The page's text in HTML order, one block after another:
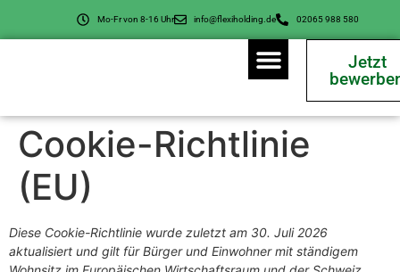
Mo-Fr von 8-16 Uhr info@flexiholding.de 02065 988 580
Jetzt
Cookie-Richtlinie
(EU)
Diese Cookie-Richtlinie wurde zuletzt am 30. Juli 2026
aktualisiert und gilt für Bürger und Einwohner mit ständigem